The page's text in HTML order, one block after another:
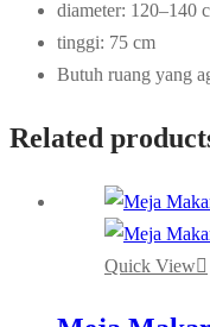
diameter: 120–140
tinggi: 75 cm
Butuh ruang yang
Related
Quick View